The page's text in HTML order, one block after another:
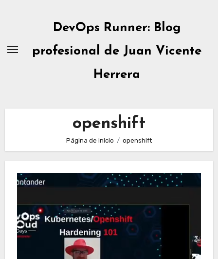
DevOps Runner: Blog
profesional de Juan Vicente
Herrera
openshift
Página de inicio openshift